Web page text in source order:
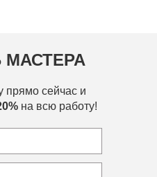
прямо сейчас и
на всю работу!